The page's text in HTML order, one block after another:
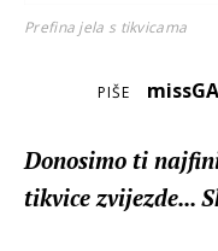
Prefina jela s tikvicama
PIŠE
Donosimo ti
tikvice zvijezde...